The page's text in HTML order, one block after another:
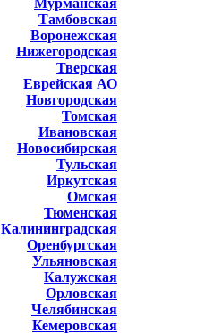
Мурманская
Тамбовская
Воронежская
Нижегородская
Тверская
Еврейская АО
Новгородская
Томская
Ивановская
Новосибирская
Тульская
Иркутская
Омская
Тюменская
Калининградская
Оренбургская
Ульяновская
Калужская
Орловская
Челябинская
Кемеровская